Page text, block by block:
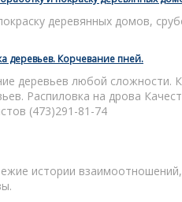
деревянных домов,
деревьев. Корчевание пней.
деревьев любой сложности.
Распиловка на дрова
(473)291-81-74
истории